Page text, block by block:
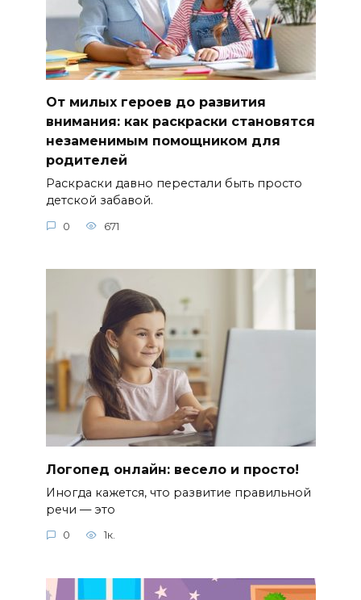
От милых героев до развития
внимания: как раскраски становятся
незаменимым помощником для
родителей
Раскраски давно перестали быть просто
детской забавой.
0 671
Логопед онлайн: весело и просто!
Иногда кажется, что развитие правильной
речи — это
0 1к.